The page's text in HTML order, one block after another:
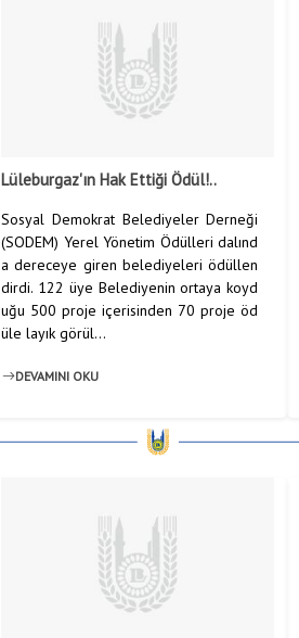
Lüleburgaz'ın Hak Ettiği Ödül!..
Sosyal Demokrat Belediyeler Derneği
(SODEM) Yerel Yönetim Ödülleri dalınd
a dereceye giren belediyeleri ödüllen
dirdi. 122 üye Belediyenin ortaya koyd
uğu 500 proje içerisinden 70 proje öd
üle layık görül...
DEVAMINI OKU